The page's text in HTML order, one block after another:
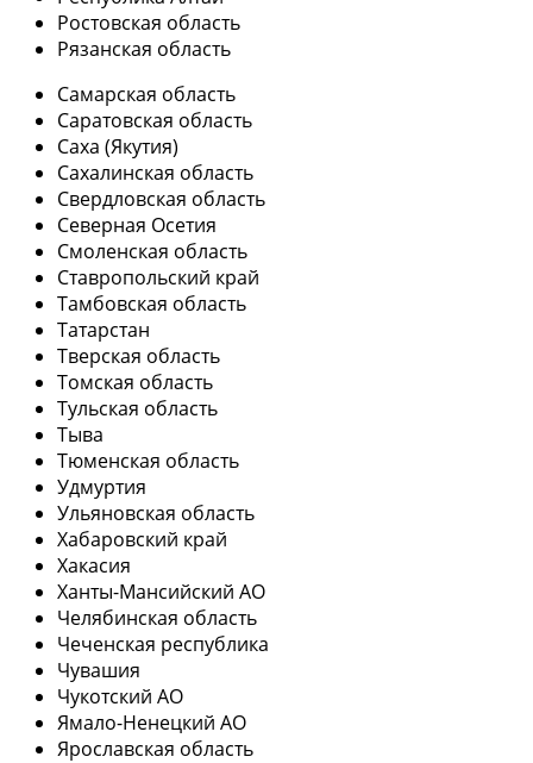
Ростовская область
Рязанская область
Самарская область
Саратовская область
Саха (Якутия)
Сахалинская область
Свердловская область
Северная Осетия
Смоленская область
Ставропольский край
Тамбовская область
Татарстан
Тверская область
Томская область
Тульская область
Тыва
Тюменская область
Удмуртия
Ульяновская область
Хабаровский край
Хакасия
Ханты-Мансийский АО
Челябинская область
Чеченская республика
Чувашия
Чукотский АО
Ямало-Ненецкий АО
Ярославская область